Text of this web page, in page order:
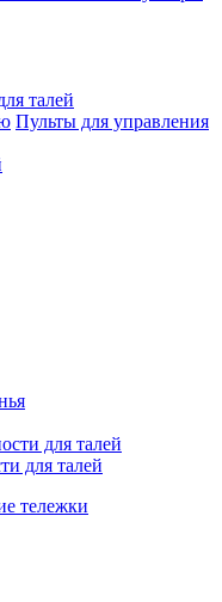
талей
Пульты для управления
для талей
тележки